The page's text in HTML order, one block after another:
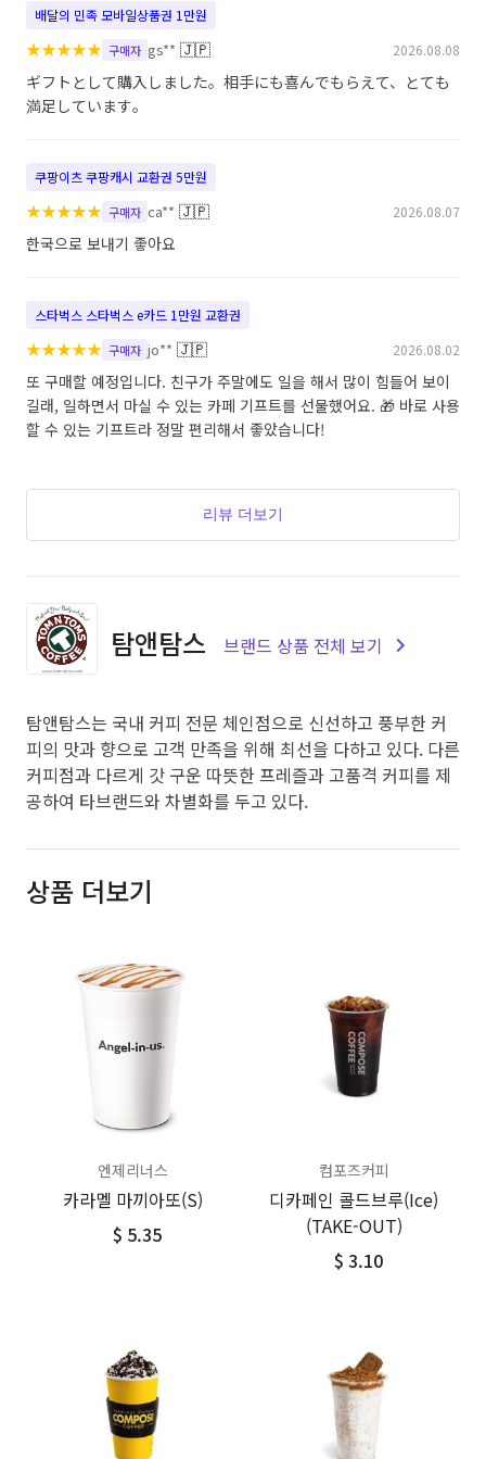
배달의 민족 모바일상품권 1만원
★★★★★ 구매자 gs** 🇯🇵 2026.08.08
ギフトとして購入しました。相手にも喜んでもらえて、とても
満足しています。
쿠팡이츠 쿠팡캐시 교환권 5만원
★★★★★ 구매자 ca** 🇯🇵 2026.08.07
한국으로 보내기 좋아요
스타벅스 스타벅스 e카드 1만원 교환권
★★★★★ 구매자 jo** 🇯🇵 2026.08.02
또 구매할 예정입니다. 친구가 주말에도 일을 해서 많이 힘들어 보이
길래, 일하면서 마실 수 있는 카페 기프트를 선물했어요. 🎁 바로 사용
할 수 있는 기프트라 정말 편리해서 좋았습니다!
리뷰 더보기
탐앤탐스 브랜드 상품 전체 보기
탐앤탐스는 국내 커피 전문 체인점으로 신선하고 풍부한 커
피의 맛과 향으로 고객 만족을 위해 최선을 다하고 있다. 다른
커피점과 다르게 갓 구운 따뜻한 프레즐과 고품격 커피를 제
공하여 타브랜드와 차별화를 두고 있다.
상품 더보기
엔제리너스
카라멜 마끼아또(S)
$ 5.35
컴포즈커피
디카페인 콜드브루(Ice)
(TAKE-OUT)
$ 3.10